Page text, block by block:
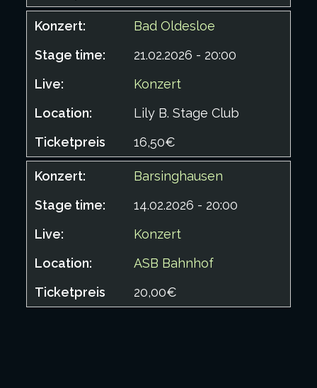
Bad Oldesloe
21.02.2026 - 20:00
Konzert
Lily B. Stage Club
16,50€
Barsinghausen
14.02.2026 - 20:00
Konzert
ASB Bahnhof
20,00€